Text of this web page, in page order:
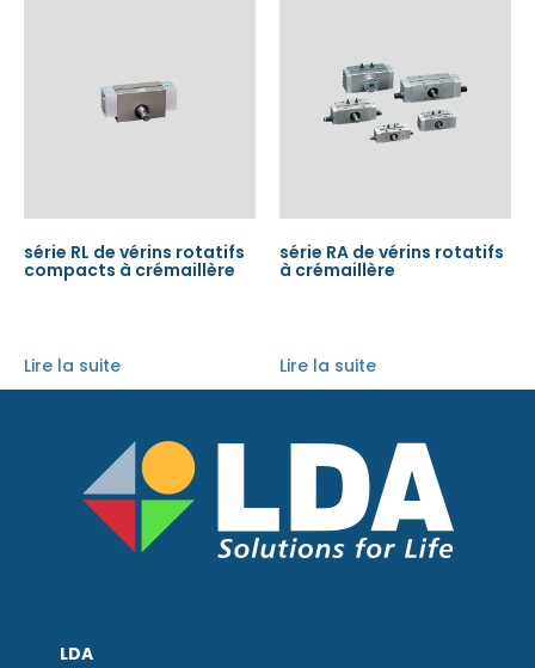
série RL de vérins rotatifs
compacts à crémaillère
Lire la suite
série RA de vérins rotatifs
à crémaillère
Lire la suite
LDA